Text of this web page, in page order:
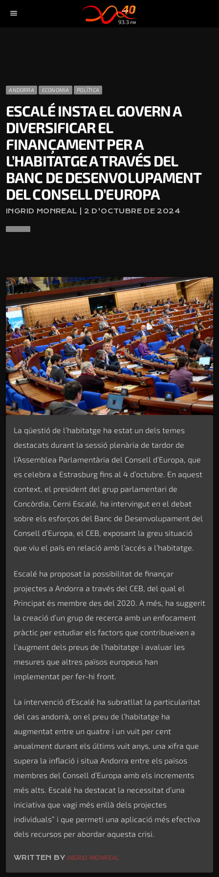
menu
ANDORRA ECONOMIA POLÍTICA
ESCALÉ INSTA EL GOVERN A
DIVERSIFICAR EL
FINANÇAMENT PER A
L’HABITATGE A TRAVÉS DEL
BANC DE DESENVOLUPAMENT
DEL CONSELL D’EUROPA
INGRID MONREAL | 2 D'OCTUBRE DE 2024
La qüestió de l’habitatge ha estat un dels temes
destacats durant la sessió plenària de tardor de
l’Assemblea Parlamentària del Consell d’Europa, que
es celebra a Estrasburg fins al 4 d’octubre. En aquest
context, el president del grup parlamentari de
Concòrdia, Cerni Escalé, ha intervingut en el debat
sobre els esforços del Banc de Desenvolupament del
Consell d’Europa, el CEB, exposant la greu situació
que viu el país en relació amb l’accés a l’habitatge.
Escalé ha proposat la possibilitat de finançar
projectes a Andorra a través del CEB, del qual el
Principat és membre des del 2020. A més, ha suggerit
la creació d’un grup de recerca amb un enfocament
pràctic per estudiar els factors que contribueixen a
l’augment dels preus de l’habitatge i avaluar les
mesures que altres països europeus han
implementat per fer-hi front.
La intervenció d’Escalé ha subratllat la particularitat
del cas andorrà, on el preu de l’habitatge ha
augmentat entre un quatre i un vuit per cent
anualment durant els últims vuit anys, una xifra que
supera la inflació i situa Andorra entre els països
membres del Consell d’Europa amb els increments
més alts. Escalé ha destacat la necessitat d’una
iniciativa que vagi més enllà dels projectes
individuals” i que permeti una aplicació més efectiva
dels recursos per abordar aquesta crisi.
WRITTEN BYINGRID MONREAL